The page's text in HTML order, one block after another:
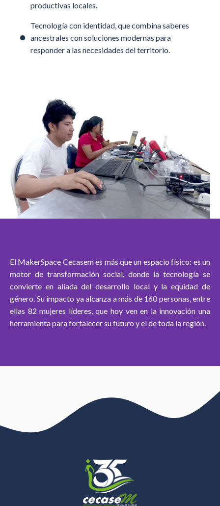
productivas locales.
Tecnología con identidad, que combina saberes
ancestrales con soluciones modernas para
responder a las necesidades del territorio.
El MakerSpace Cecasem es más que un espacio físico: es un
motor de transformación social, donde la tecnología se
convierte en aliada del desarrollo local y la equidad de
género. Su impacto ya alcanza a más de 160 personas, entre
ellas 82 mujeres líderes, que hoy ven en la innovación una
herramienta para fortalecer su futuro y el de toda la región.